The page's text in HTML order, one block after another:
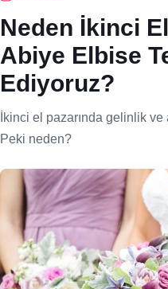
Neden İkinci
Abiye Elbise
Ediyoruz?
İkinci el pazarında gelinlik
Peki neden?